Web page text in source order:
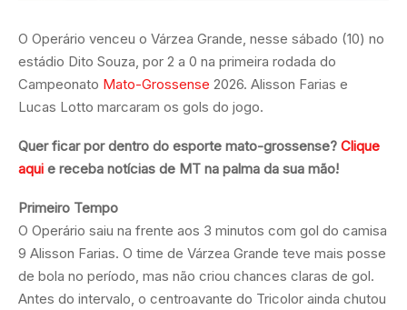
O Operário venceu o Várzea Grande, nesse sábado (10) no
estádio Dito Souza, por 2 a 0 na primeira rodada do
Campeonato Mato-Grossense 2026. Alisson Farias e
Lucas Lotto marcaram os gols do jogo.
Quer ficar por dentro do esporte mato-grossense? Clique
aqui e receba notícias de MT na palma da sua mão!
Primeiro Tempo
O Operário saiu na frente aos 3 minutos com gol do camisa
9 Alisson Farias. O time de Várzea Grande teve mais posse
de bola no período, mas não criou chances claras de gol.
Antes do intervalo, o centroavante do Tricolor ainda chutou